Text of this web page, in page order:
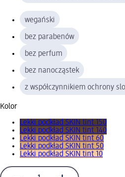
wegański
bez parabenów
bez perfum
bez nanocząstek
z współczynnikiem ochrony
Kolor
Lekki podkład SKIN tint 150
Lekki podkład SKIN tint 140
Lekki podkład SKIN tint 60
Lekki podkład SKIN tint 50
Lekki podkład SKIN tint 10